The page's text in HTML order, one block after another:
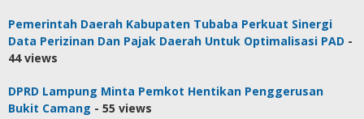
Pemerintah Daerah Kabupaten Tubaba Perkuat Sinergi
Data Perizinan Dan Pajak Daerah Untuk Optimalisasi PAD -
44 views
DPRD Lampung Minta Pemkot Hentikan Penggerusan
Bukit Camang - 55 views